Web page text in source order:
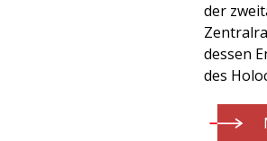
der
dessen
des